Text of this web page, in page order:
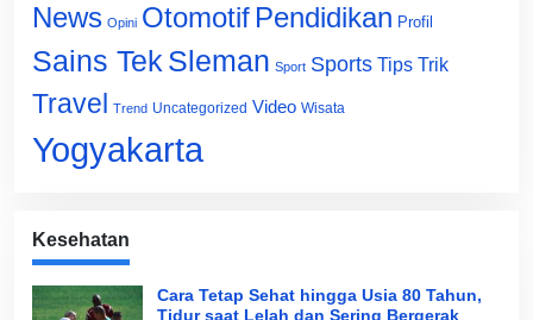
News Opini Otomotif Pendidikan Profil
Sains Tek Sleman Sport Sports Tips Trik
Travel Trend Uncategorized Video Wisata
Yogyakarta
Kesehatan
Cara Tetap Sehat hingga Usia 80 Tahun,
Tidur saat Lelah dan Sering Bergerak